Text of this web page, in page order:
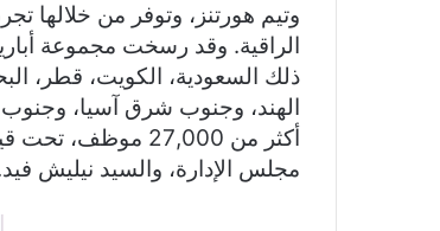
وتيم هورتنز، وتوفر من خلالها
الراقية. وقد رسخت مجموعة
ذلك السعودية، الكويت، قطر،
الهند، وجنوب شرق آسيا،
أكثر من 27,000
مجلس الإدارة، والسيد نيليش